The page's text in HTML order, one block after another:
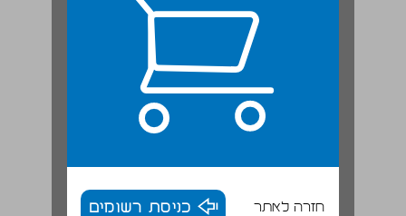
חזרה לאתר כניסת רשומים